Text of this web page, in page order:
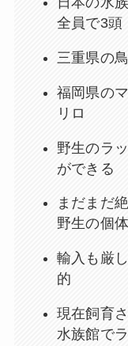
全員で3頭
三重県の
福岡県の
リロ
野生のラ
ができる
まだまだ
野生の個
輸入も厳
的
現在飼育
水族館で